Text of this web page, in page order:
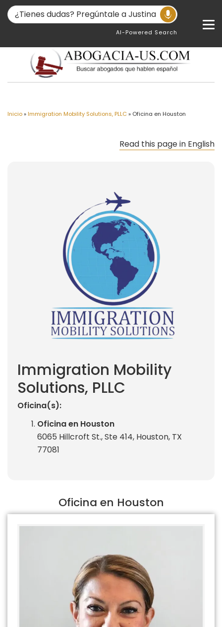
AI-Powered Search
Inicio»Immigration Mobility Solutions, PLLC » Oficina en Houston
Read this page in English
Immigration Mobility
Solutions, PLLC
Oficina(s):
Oficina en Houston
6065 Hillcroft St., Ste 414, Houston, TX
77081
Oficina en Houston